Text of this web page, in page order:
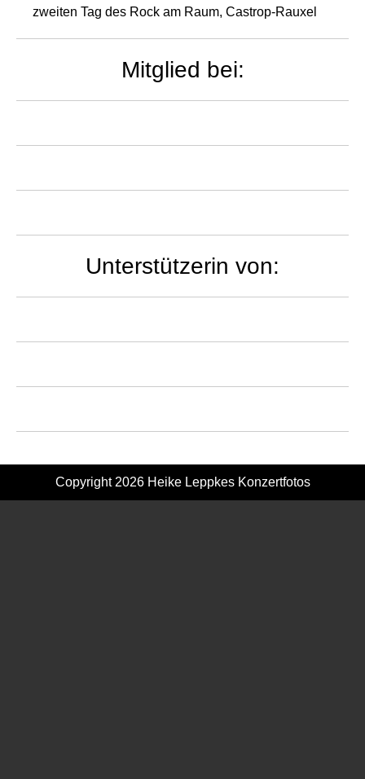
zweiten Tag des Rock am Raum, Castrop-Rauxel
Mitglied bei:
Unterstützerin von:
Copyright 2026 Heike Leppkes Konzertfotos